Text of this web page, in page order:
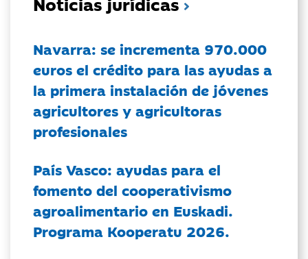
Navarra: se incrementa 970.000
euros el crédito para las ayudas a
la primera instalación de jóvenes
agricultores y agricultoras
profesionales
País Vasco: ayudas para el
fomento del cooperativismo
agroalimentario en Euskadi.
Programa Kooperatu 2026.